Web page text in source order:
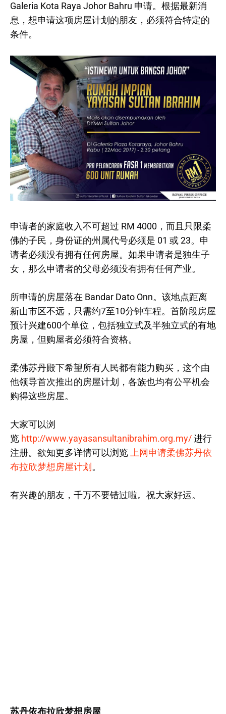
Galeria Kota Raya Johor Bahru 申请。根据最新消
息，想申请这项房屋计划的朋友，必须符合特定的
条件。
申请者的家庭收入不可超过 RM 4000，而且只限柔
佛的子民，身份证的州属代号必须是 01 或 23。申
请者必须没有拥有任何房屋。如果申请者是独生子
女，那么申请者的父母必须没有拥有任何产业。
所申请的房屋落在 Bandar Dato Onn。该地点距离
新山市区不远，只需约7至10分钟车程。首阶段房屋
预计兴建600个单位，包括独立式及半独立式的有地
房屋，但购屋者必须符合资格。
柔佛苏丹殿下希望所有人民都有能力购买，这个由
他领导首次推出的房屋计划，各族也均有公平机会
购得这些房屋。
大家可以浏
览 http://www.yayasansultanibrahim.org.my/进行
注册。欲知更多详情可以浏览
上网申请柔佛苏丹依
布拉欣梦想房屋计划 。
有兴趣的朋友，千万不要错过啦。祝大家好运。
苏丹依布拉欣梦想房屋